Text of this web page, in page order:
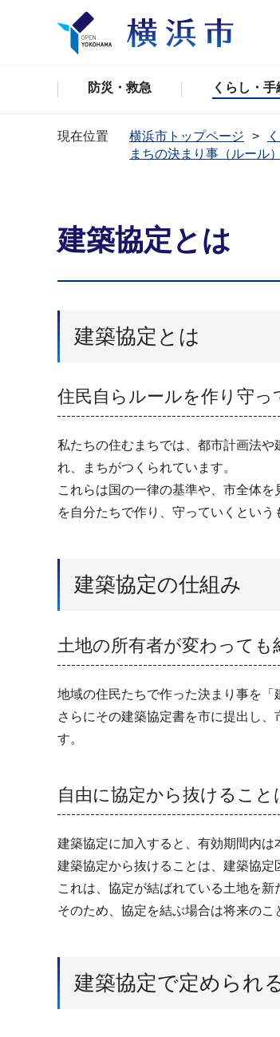
防災・救急 くらし・手
現在位置 横浜市トップページ
まちの決まり事（ルール
建築協定とは
建築協定とは
住民自らルールを作り守っ
私たちの住むまちでは、都市計画法
れ、まちがつくられています。
これらは国の一律の基準や、市全体
を自分たちで作り、守っていくという
建築協定の仕組み
土地の所有者が変わって
地域の住民たちで作った決まり事を「
さらにその建築協定書を市に提出し
す。
自由に協定から抜けるこ
建築協定に加入すると、有効期間内は
建築協定から抜けることは、建築協定
これは、協定が結ばれている土地を新
そのため、協定を結ぶ場合は将来のこ
建築協定で定められ